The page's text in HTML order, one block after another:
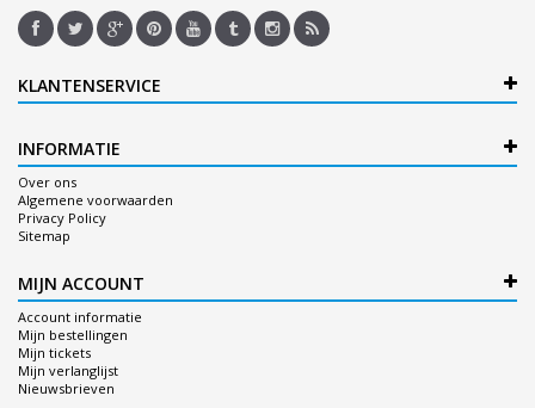
KLANTENSERVICE
INFORMATIE
Over ons
Algemene voorwaarden
Privacy Policy
Sitemap
MIJN ACCOUNT
Account informatie
Mijn bestellingen
Mijn tickets
Mijn verlanglijst
Nieuwsbrieven